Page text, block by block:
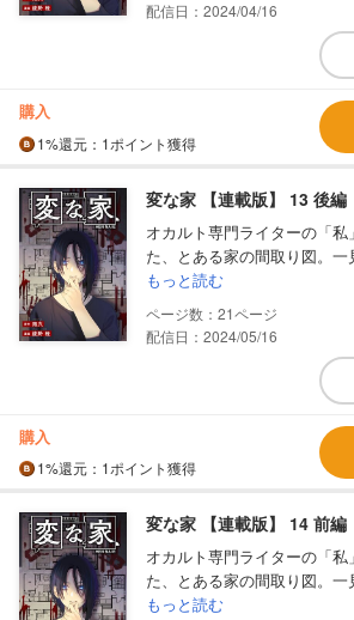
配信日：2024/04/16
購入
1%還元 ：1ポイント獲得
変な家 【連載版】 13 後編
オカルト専門ライターの「
た、とある家の間取り図。
もっと読む
21
配信日：2024/05/16
購入
1%還元 ：1ポイント獲得
変な家 【連載版】 14 前編
オカルト専門ライターの「
た、とある家の間取り図。
もっと読む